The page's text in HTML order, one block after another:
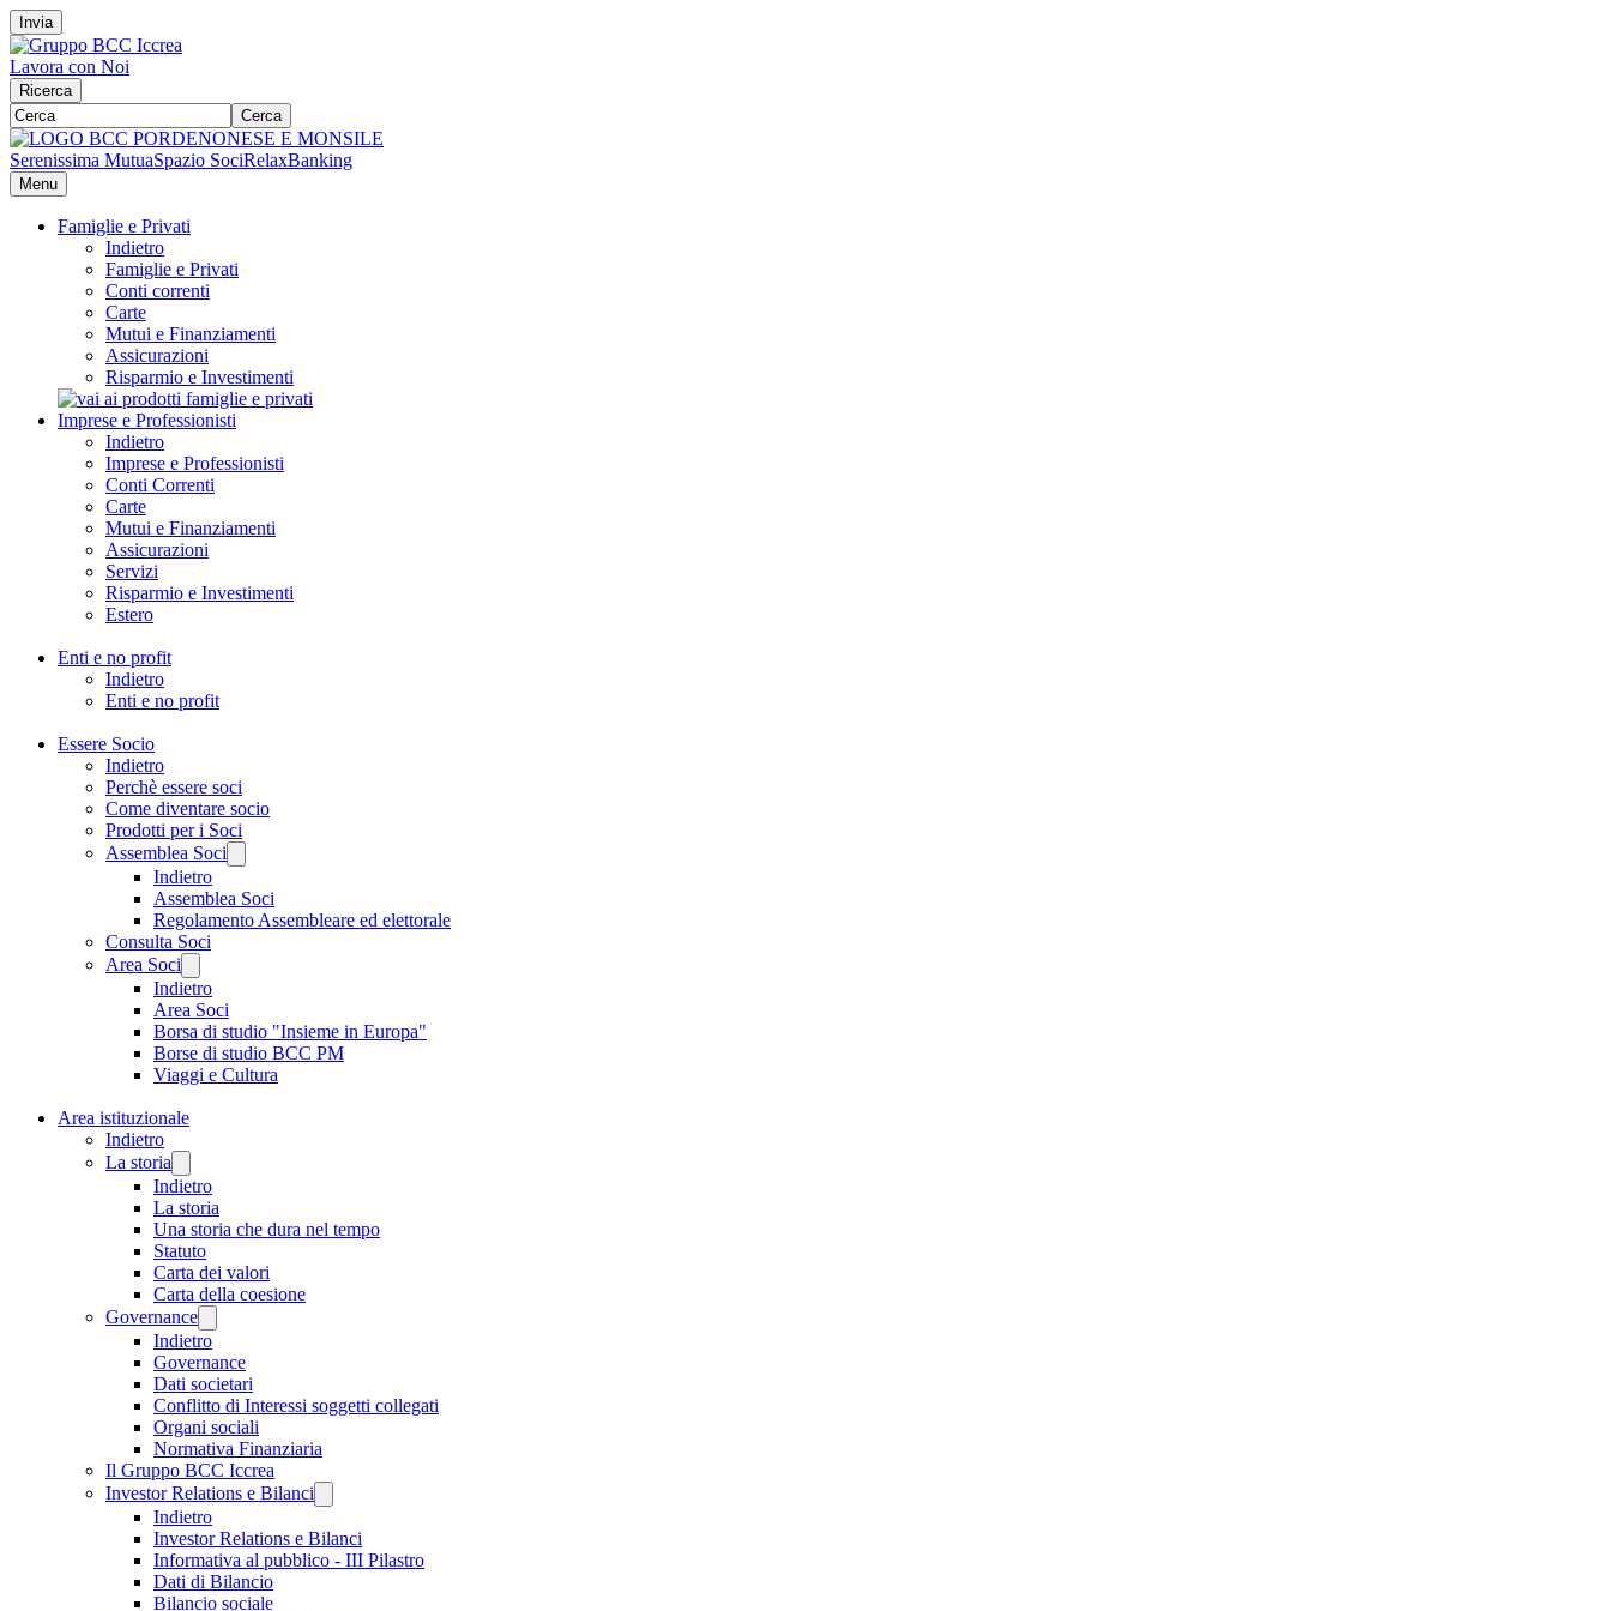
Invia
Lavora con Noi
Ricerca
Cerca
Serenissima MutuaSpazio SociRelaxBanking
Menu
Famiglie e Privati
Indietro
Famiglie e Privati
Conti correnti
Carte
Mutui e Finanziamenti
Assicurazioni
Risparmio e Investimenti
Imprese e Professionisti
Indietro
Imprese e Professionisti
Conti Correnti
Carte
Mutui e Finanziamenti
Assicurazioni
Servizi
Risparmio e Investimenti
Estero
Enti e no profit
Indietro
Enti e no profit
Essere Socio
Indietro
Perchè essere soci
Come diventare socio
Prodotti per i Soci
Assemblea Soci
Indietro
Assemblea Soci
Regolamento Assembleare ed elettorale
Consulta Soci
Area Soci
Indietro
Area Soci
Borsa di studio "Insieme in Europa"
Borse di studio BCC PM
Viaggi e Cultura
Area istituzionale
Indietro
La storia
Indietro
La storia
Una storia che dura nel tempo
Statuto
Carta dei valori
Carta della coesione
Governance
Indietro
Governance
Dati societari
Conflitto di Interessi soggetti collegati
Organi sociali
Normativa Finanziaria
Il Gruppo BCC Iccrea
Investor Relations e Bilanci
Indietro
Investor Relations e Bilanci
Informativa al pubblico - III Pilastro
Dati di Bilancio
Bilancio sociale